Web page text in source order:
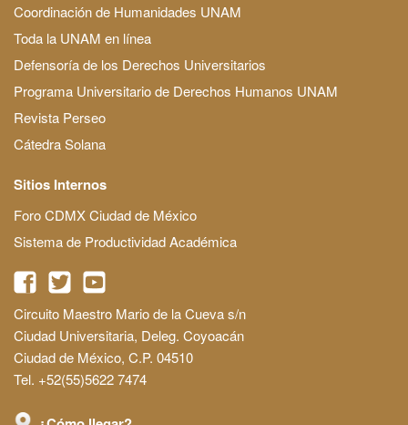
Coordinación de Humanidades UNAM
Toda la UNAM en línea
Defensoría de los Derechos Universitarios
Programa Universitario de Derechos Humanos UNAM
Revista Perseo
Cátedra Solana
Sitios Internos
Foro CDMX Ciudad de México
Sistema de Productividad Académica
Circuito Maestro Mario de la Cueva s/n
Ciudad Universitaria, Deleg. Coyoacán
Ciudad de México, C.P. 04510
Tel. +52(55)5622 7474